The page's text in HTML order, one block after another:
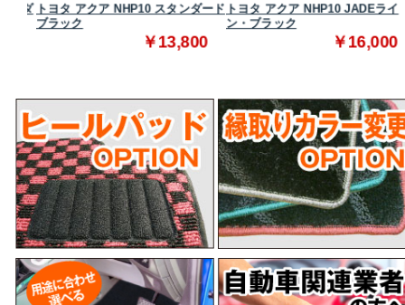
トヨタ アクア NHP10 スタンダード
ブラック
￥13,800
トヨタ アクア NHP10 JADEライ
ン・ブラック
￥16,000